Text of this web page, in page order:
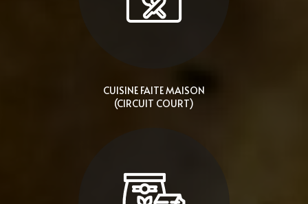
CUISINE FAITE MAISON
(CIRCUIT COURT)